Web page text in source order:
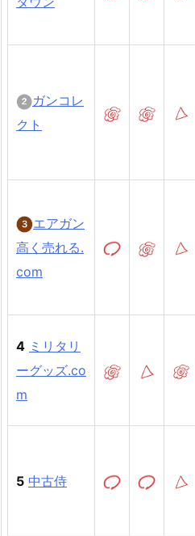
ガンコレ
クト
エアガン
高く売れる.
com
4 ミリタリ
ーグッズ.co
m
5 中古侍